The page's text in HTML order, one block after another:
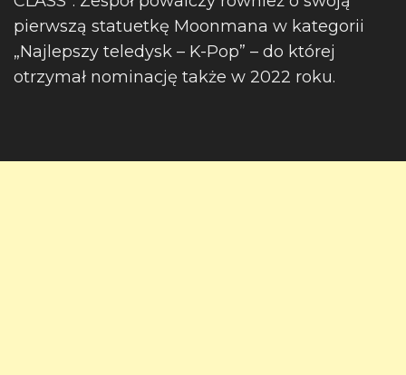
pierwszą statuetkę Moonmana w kategorii
„Najlepszy teledysk – K-Pop” – do której
otrzymał nominację także w 2022 roku.